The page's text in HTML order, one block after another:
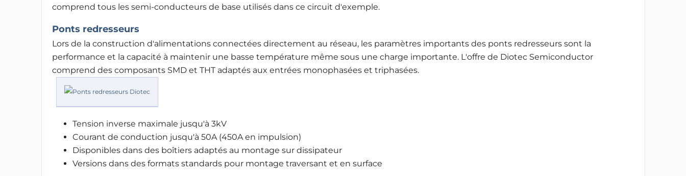
comprend tous les semi-conducteurs de base utilisés dans ce circuit d'exemple.
Ponts redresseurs
Lors de la construction d'alimentations connectées directement au réseau, les paramètres importants des ponts redresseurs sont la
performance et la capacité à maintenir une basse température même sous une charge importante. L'offre de Diotec Semiconductor
comprend des composants SMD et THT adaptés aux entrées monophasées et triphasées.
Tension inverse maximale jusqu'à 3kV
Courant de conduction jusqu'à 50A (450A en impulsion)
Disponibles dans des boîtiers adaptés au montage sur dissipateur
Versions dans des formats standards pour montage traversant et en surface